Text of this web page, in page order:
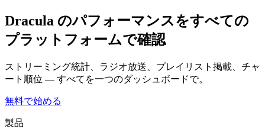
Dracula のパフォーマンスをすべての
プラットフォームで確認
ストリーミング統計、ラジオ放送、プレイリスト掲載、チャ
ート順位 — すべてを一つのダッシュボードで。
無料で始める
製品